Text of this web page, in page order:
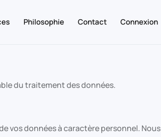
Philosophie Contact Connexion
du traitement des données.
vos données à caractère personnel. Nous